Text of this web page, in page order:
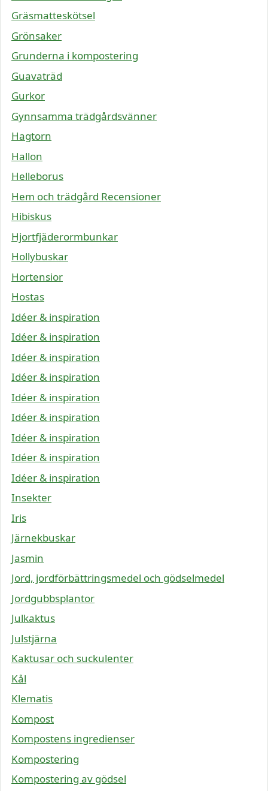
Gräsmatteskötsel
Grönsaker
Grunderna i kompostering
Guavaträd
Gurkor
Gynnsamma trädgårdsvänner
Hagtorn
Hallon
Helleborus
Hem och trädgård Recensioner
Hibiskus
Hjortfjäderormbunkar
Hollybuskar
Hortensior
Hostas
Idéer & inspiration
Idéer & inspiration
Idéer & inspiration
Idéer & inspiration
Idéer & inspiration
Idéer & inspiration
Idéer & inspiration
Idéer & inspiration
Idéer & inspiration
Insekter
Iris
Järnekbuskar
Jasmin
Jord, jordförbättringsmedel och gödselmedel
Jordgubbsplantor
Julkaktus
Julstjärna
Kaktusar och suckulenter
Kål
Klematis
Kompost
Kompostens ingredienser
Kompostering
Kompostering av gödsel